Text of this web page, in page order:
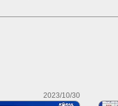
2023/10/30